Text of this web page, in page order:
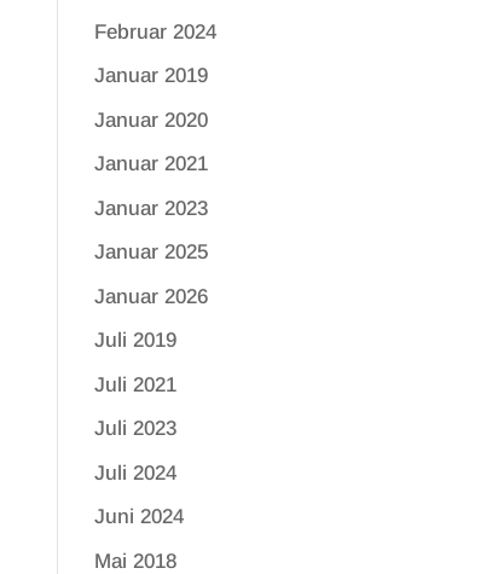
Februar 2024
Januar 2019
Januar 2020
Januar 2021
Januar 2023
Januar 2025
Januar 2026
Juli 2019
Juli 2021
Juli 2023
Juli 2024
Juni 2024
Mai 2018